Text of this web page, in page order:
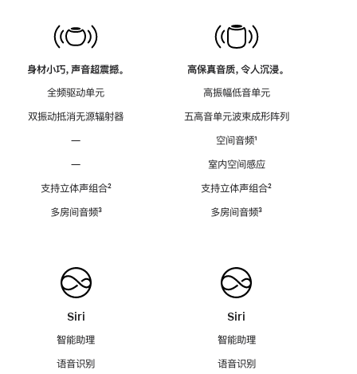
身材小巧，声音超震撼。
全频驱动单元
双振动抵消无源辐射器
—
—
支持立体声组合脚
²
多房间音频脚
³
Siri
智能助理
语音识别
高保真音质，令人沉浸。
高振幅低音单元
五高音单元波束成形阵列
空间音频脚
¹
室内空间感应
支持立体声组合脚
²
多房间音频脚
³
Siri
智能助理
语音识别